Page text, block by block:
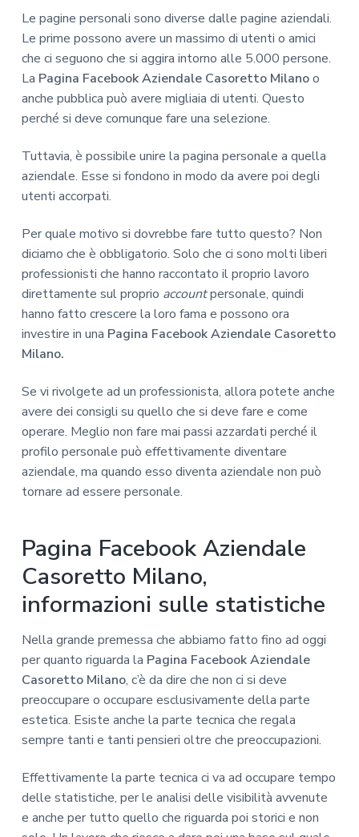
Le pagine personali sono diverse dalle pagine aziendali.
Le prime possono avere un massimo di utenti o amici
che ci seguono che si aggira intorno alle 5.000 persone.
La Pagina Facebook Aziendale Casoretto Milanoo
anche pubblica può avere migliaia di utenti. Questo
perché si deve comunque fare una selezione.
Tuttavia, è possibile unire la pagina personale a quella
aziendale. Esse si fondono in modo da avere poi degli
utenti accorpati.
Per quale motivo si dovrebbe fare tutto questo? Non
diciamo che è obbligatorio. Solo che ci sono molti liberi
professionisti che hanno raccontato il proprio lavoro
direttamente sul proprio accountpersonale, quindi
hanno fatto crescere la loro fama e possono ora
investire in una Pagina Facebook Aziendale Casoretto
Milano.
Se vi rivolgete ad un professionista, allora potete anche
avere dei consigli su quello che si deve fare e come
operare. Meglio non fare mai passi azzardati perché il
profilo personale può effettivamente diventare
aziendale, ma quando esso diventa aziendale non può
tornare ad essere personale.
Pagina Facebook Aziendale
Casoretto Milano,
informazioni sulle statistiche
Nella grande premessa che abbiamo fatto fino ad oggi
per quanto riguarda la Pagina Facebook Aziendale
Casoretto Milano, c’è da dire che non ci si deve
preoccupare o occupare esclusivamente della parte
estetica. Esiste anche la parte tecnica che regala
sempre tanti e tanti pensieri oltre che preoccupazioni.
Effettivamente la parte tecnica ci va ad occupare tempo
delle statistiche, per le analisi delle visibilità avvenute
e anche per tutto quello che riguarda poi storici e non